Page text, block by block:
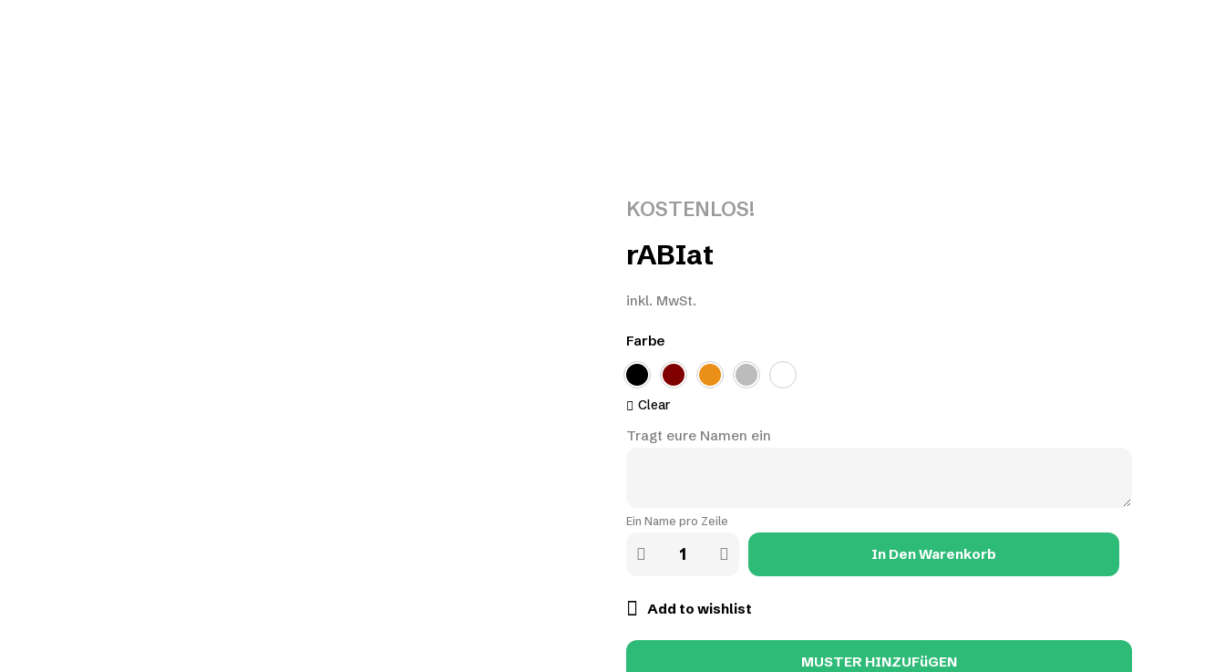
KOSTENLOS!
rABIat
inkl. MwSt.
Farbe
Clear
Tragt eure Namen ein
Ein Name pro Zeile
In Den Warenkorb
Add to wishlist